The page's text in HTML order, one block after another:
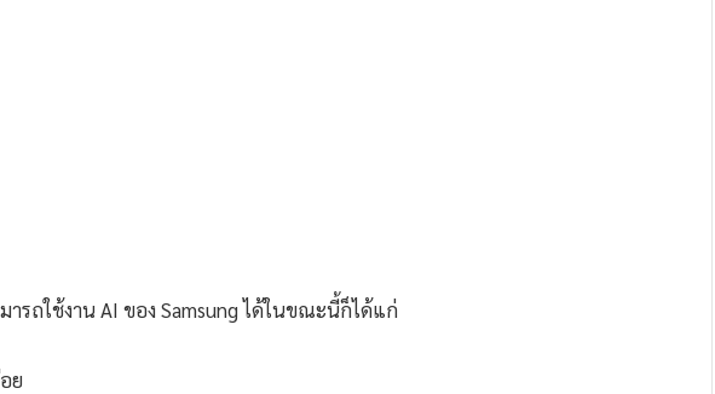
รถใช้งาน AI ของ Samsung ได้ในขณะนี้ก็ได้แก่
ย